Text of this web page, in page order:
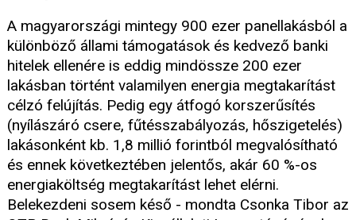
A magyarországi mintegy 900 ezer panellakásból a
különböző állami támogatások és kedvező banki
hitelek ellenére is eddig mindössze 200 ezer
lakásban történt valamilyen energia megtakarítást
célzó felújítás. Pedig egy átfogó korszerűsítés
(nyílászáró csere, fűtésszabályozás, hőszigetelés)
lakásonként kb. 1,8 millió forintból megvalósítható
és ennek következtében jelentős, akár 60 %-os
energiaköltség megtakarítást lehet elérni.
Belekezdeni sosem késő - mondta Csonka Tibor az